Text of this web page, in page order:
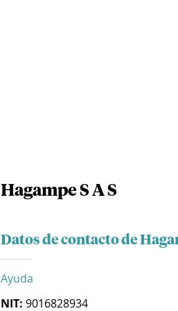
Hagampe S A S
Datos de contacto de
Ayuda
NIT: 9016828934